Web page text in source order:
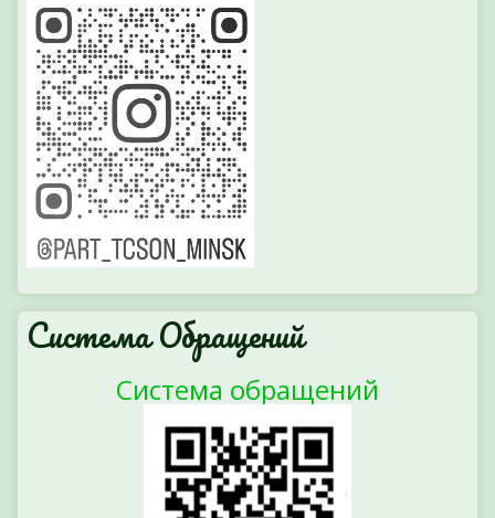
Система Обращений
Система обращений